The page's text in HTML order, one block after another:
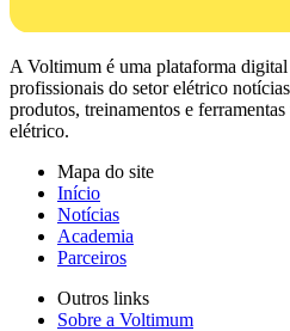
A Voltimum é uma plataforma
profissionais do setor elétrico
produtos, treinamentos e
elétrico.
Mapa do site
Início
Notícias
Academia
Parceiros
Outros links
Sobre a Voltimum